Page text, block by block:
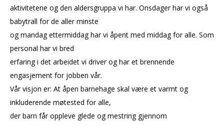
aktivitetene og den aldersgruppa vi har. Onsdager har vi også
babytrall for de aller minste
og mandag ettermiddag har vi åpent med middag for alle. Som
personal har vi bred
erfaring i det arbeidet vi driver og har et brennende
engasjement for jobben vår.
Vår visjon er: At åpen barnehage skal være et varmt og
inkluderende møtested for alle,
der barn får oppleve glede og mestring gjennom